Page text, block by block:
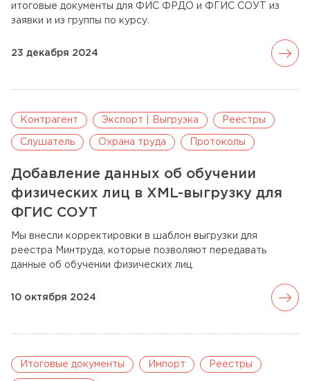
итоговые документы для ФИС ФРДО и ФГИС СОУТ из
заявки и из группы по курсу.
23 декабря 2024 arrow_forward
Контрагент Экспорт | Выгрузка Реестры
Слушатель Охрана труда Протоколы
Добавление данных об обучении
физических лиц в XML-выгрузку для
ФГИС СОУТ
Мы внесли корректировки в шаблон выгрузки для
реестра Минтруда, которые позволяют передавать
данные об обучении физических лиц.
10 октября 2024 arrow_forward
Итоговые документы Импорт Реестры